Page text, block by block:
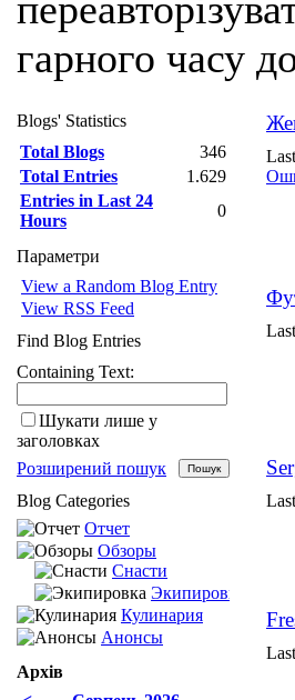
гарного часу
Blogs' Statistics
Total Blogs
346
Total Entries
1.629
Entries in Last 24
Hours
0
Параметри
View a Random Blog Entry
View RSS Feed
Find Blog Entries
Containing Text:
Шукати лише у
заголовках
Розширений пошук
Blog Categories
Отчет
Обзоры
Снасти
Экипировка
Кулинария
Анонсы
Архів